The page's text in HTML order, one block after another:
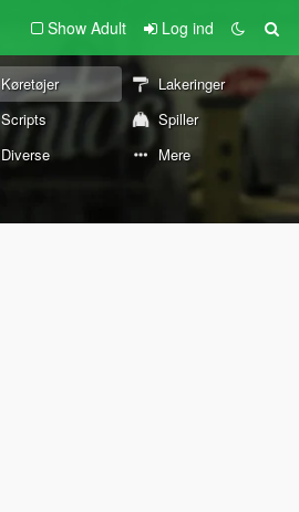
Show Adult Log ind
Køretøjer
Lakeringer
Scripts
Spiller
Diverse Mere